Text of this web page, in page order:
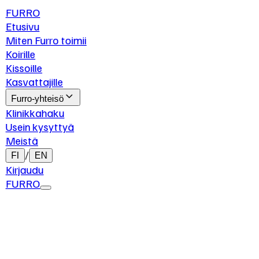
FURRO
Etusivu
Miten Furro toimii
Koirille
Kissoille
Kasvattajille
Furro-yhteisö
Klinikkahaku
Usein kysyttyä
Meistä
FI / EN
Kirjaudu
FURRO